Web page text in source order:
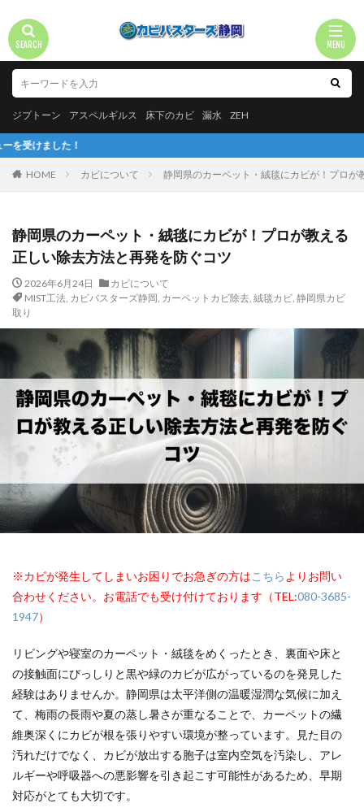
ジプトーン アスペルギルス 床下のカビ 漏水 ZEH
HOME カビについて 静岡県のカーペット・絨毯にカビが！プロ
静岡県のカーペット・絨毯にカビが！プロが教える
正しい除去方法と再発を防ぐコツ
2026年6月24日
カビについて
MIST工法, カビバスターズ静岡, カーペットカビ除去, 絨毯カビ, 静岡県カビ
取り
※カビが発生してしまいお困りでお急ぎの方はこちら よりお問い
合わせください。お電話でも受け付けております（TEL:080-3685-
1947）
リビングや寝室のカーペット・絨毯をめくったとき、裏面や床と
の接触面にびっしりと黒や緑のカビが広がっているのを発見した
経験はありませんか。静岡県は太平洋側の温暖湿潤な気候に加え
て、梅雨の長雨や夏の蒸し暑さが重なることで、カーペットの繊
維奥深くにカビが根を張りやすい環境が整っています。見た目の
汚れだけでなく、カビが放出する胞子は室内空気を汚染し、アレ
ルギーや呼吸器への悪影響を引き起こす可能性があるため、早期
対応がとても大切です。